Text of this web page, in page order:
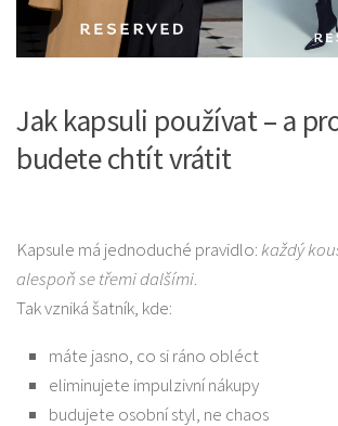
Jak kapsuli používat – a
budete chtít vrátit
Kapsule má jednoduché pravidlo:každý
alespoň se třemi dalšími.
Tak vzniká šatník, kde:
máte jasno, co si ráno obléct
eliminujete impulzivní nákupy
budujete osobní styl, ne chaos